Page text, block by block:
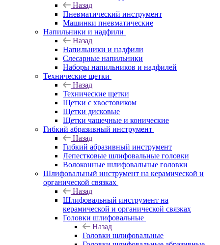
Назад
Пневматический инструмент
Машинки пневматические
Напильники и надфили
Назад
Напильники и надфили
Слесарные напильники
Наборы напильников и надфилей
Технические щетки
Назад
Технические щетки
Щетки с хвостовиком
Щетки дисковые
Щетки чашечные и конические
Гибкий абразивный инструмент
Назад
Гибкий абразивный инструмент
Лепестковые шлифовальные головки
Волоконные шлифовальные головки
Шлифовальный инструмент на керамической и
органической связках
Назад
Шлифовальный инструмент на
керамической и органической связках
Головки шлифовальные
Назад
Головки шлифовальные